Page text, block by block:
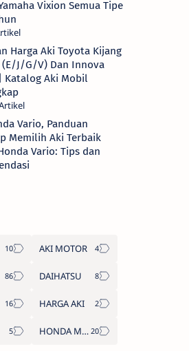
Vixion Semua Tipe
Harga Aki Toyota Kijang
J/G/V) Dan Innova
Katalog Aki Mobil
Vario, Panduan
Memilih Aki Terbaik
Vario: Tips dan
AKI MOTOR
DAIHATSU
HARGA AKI
HONDA MOTOR